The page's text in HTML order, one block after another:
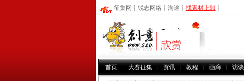
征集网 ┊ 锐志网络 ┊ 淘途 ┊ 找素材上91 ┊
首页 大赛征集 资讯 教程 画廊 访谈